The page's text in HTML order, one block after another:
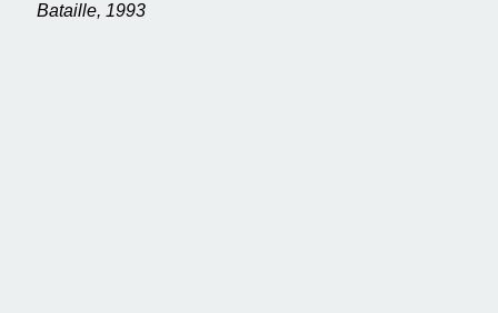
Bataille, 1993